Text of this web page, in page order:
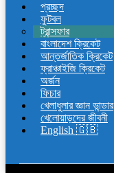
প্রচ্ছদ
ফুটবল
ট্রান্সফার
বাংলাদেশ ক্রিকেট
আন্তর্জাতিক ক্রিকেট
ফ্রাঞ্চাইজি ক্রিকেট
অর্জন
ফিচার
খেলাধুলার জ্ঞান ভান্ডার
খেলোয়াড়দের জীবনী
English 🇬🇧